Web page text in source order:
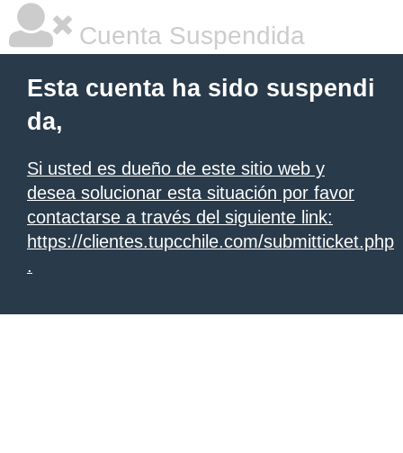
Cuenta Suspendida
Esta cuenta ha sido suspendi
da,
Si usted es dueño de este sitio web y
desea solucionar esta situación por favor
contactarse a través del siguiente link:
https://clientes.tupcchile.com/submitticket.php
.